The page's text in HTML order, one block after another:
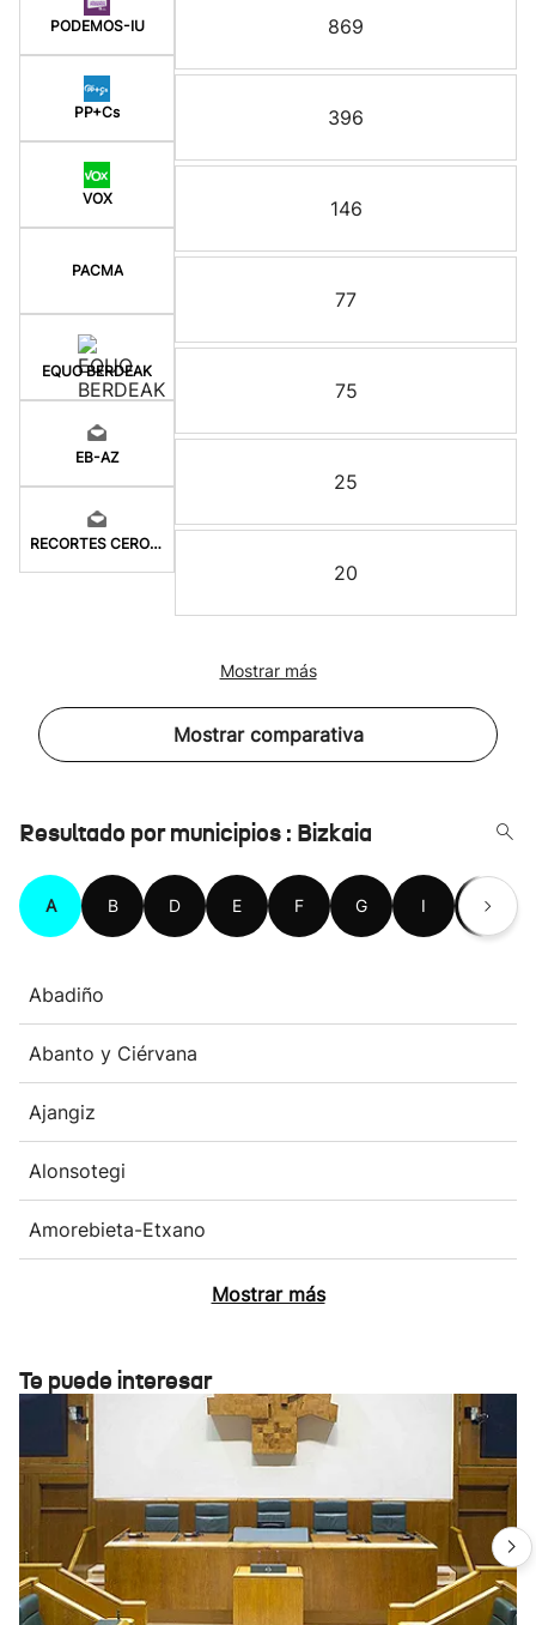
PODEMOS-IU
PP+Cs
VOX
PACMA
EQUO BERDEAK
EB-AZ
RECORTES CERO-LV-M
869
396
146
77
75
25
20
Mostrar más
Mostrar comparativa
Resultado por municipios : Bizkaia
A B D E F G I K
Abadiño
Abanto y Ciérvana
Ajangiz
Alonsotegi
Amorebieta-Etxano
Mostrar más
Te puede interesar